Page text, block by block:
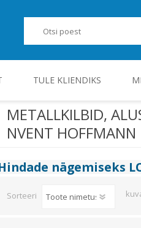
TULE KLIENDIKS
METALLKILBID,
NVENT HOFFMANN
nägemiseks
Sorteeri